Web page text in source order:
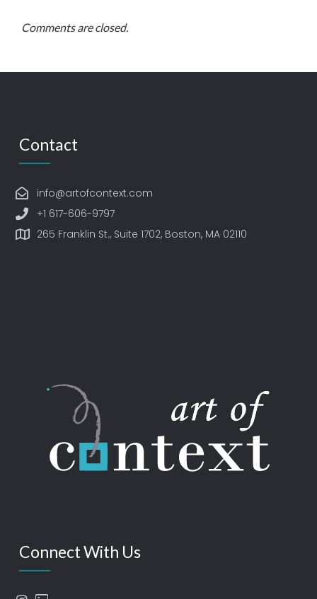
Comments are closed.
Contact
info@artofcontext.com
+1 617-606-9797
265 Franklin St., Suite 1702, Boston, MA 02110
Connect With Us